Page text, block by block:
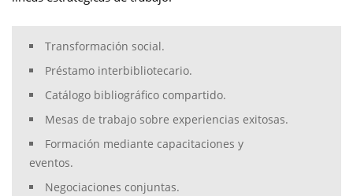
Transformación social.
Préstamo interbibliotecario.
Catálogo bibliográfico compartido.
Mesas de trabajo sobre experiencias exitosas.
Formación mediante capacitaciones y
eventos.
Negociaciones conjuntas.